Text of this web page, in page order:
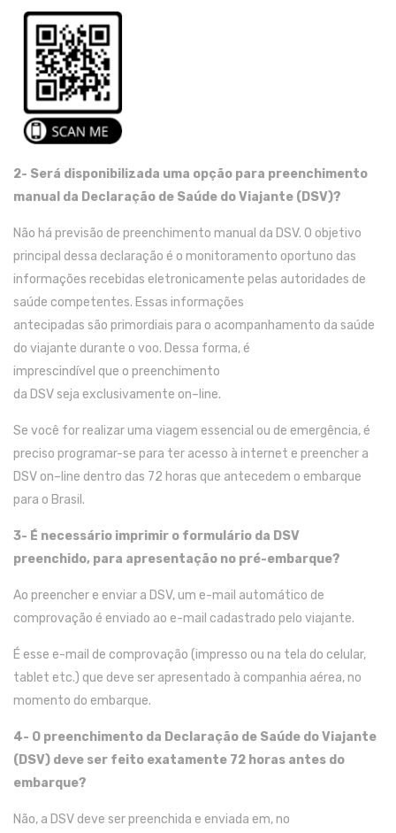
2- Será disponibilizada uma opção para preenchimento
manual da Declaração de Saúde doViajante (DSV)?
Não há previsão de preenchimento manual da DSV. O objetivo
principal dessa declaração é o monitoramento oportuno das
informações recebidas eletronicamente pelas autoridades de
saúde competentes. Essas informações
antecipadas são primordiais para o acompanhamento da saúde
do viajante durante o voo. Dessa forma,é
imprescindível que o preenchimento
da DSVseja exclusivamente on– line.
Se você for realizar uma viagem essencial ou de emergência,é
preciso programar-se para ter acesso à internet e preencher a
DSVon– line dentro das 72 horas que antecedem o embarque
para o Brasil .
3- É necessário imprimir o formulário da DSV
preenchido, para apresentação no pré-embarque?
Ao preencher e enviar a DSV, um e-mail automático de
comprovação é enviado ao e-mail cadastrado pelo viajante.
É esse e-mail de comprovação (impresso ou na tela do celular,
tablet etc.) que deve ser apresentado à companhia aérea,no
momento do embarque.
4- O preenchimento da Declaração de Saúde do Viajante
(DSV) deve ser feito exatamente 72 horas antes do
embarque?
Não, a DSV deve ser preenchida e enviada em, no